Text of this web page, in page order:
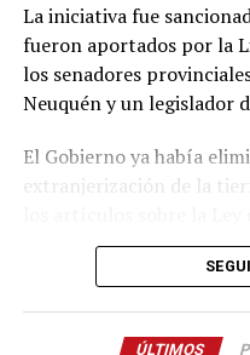
que Viene, que busca la
Passalacqua en 2027.
Volver a los 17
El nuevo bloque,
espacio;Arabela Soler,
Soboczinski,Hugo
Alicia Zalezak,
Anazul Centeno,Enio
La iniciativa fue
fueron aportados por la
los senadores
Neuquén y un legislador
El Gobierno ya había
extranjerización de la
respaldo se obtuvo con
9 de la UCR,3
Carlos
ÚLTIMOS